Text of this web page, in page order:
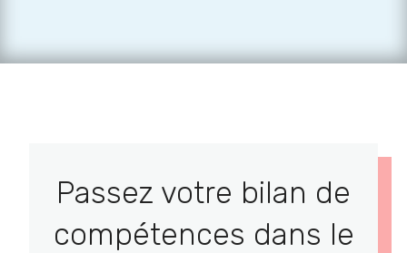
Passez votre bilan de
compétences dans le